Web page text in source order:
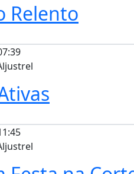
Relento